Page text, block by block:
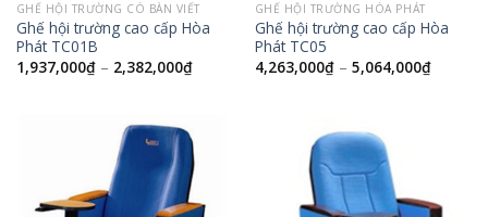
GHẾ HỘI TRƯỜNG CÓ BÀN VIẾT
Ghế hội trường cao cấp Hòa
Phát TC01B
1,937,000₫– 2,382,000₫
GHẾ HỘI TRƯỜNG HÒA PHÁT
Ghế hội trường cao cấp Hòa
Phát TC05
4,263,000₫– 5,064,000₫